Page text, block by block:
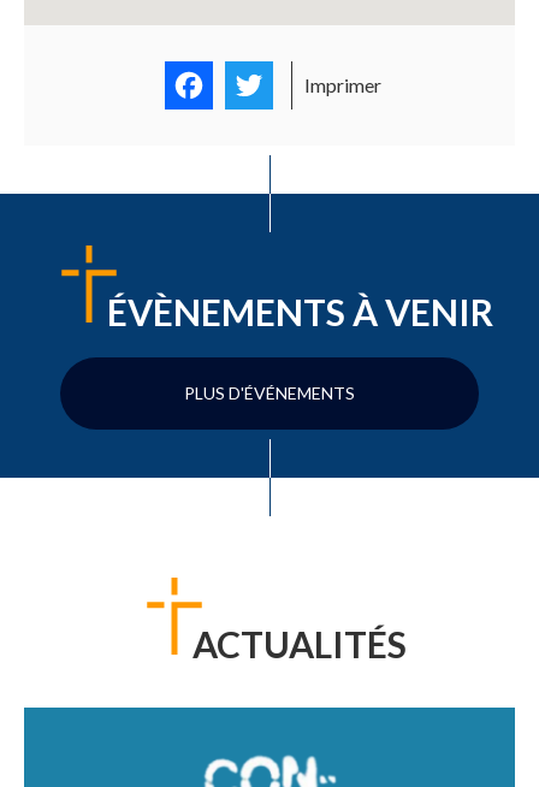
FacebookTwitter
Imprimer
ÉVÈNEMENTS À VENIR
PLUS D'ÉVÉNEMENTS
ACTUALITÉS